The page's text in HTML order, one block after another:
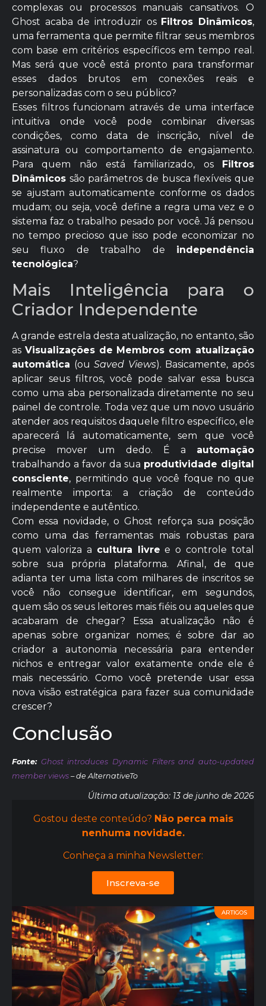
complexas ou processos manuais cansativos. O
Ghost acaba de introduzir os Filtros Dinâmicos,
uma ferramenta que permite filtrar seus membros
com base em critérios específicos em tempo real.
Mas será que você está pronto para transformar
esses dados brutos em conexões reais e
personalizadas com o seu público?
Esses filtros funcionam através de uma interface
intuitiva onde você pode combinar diversas
condições, como data de inscrição, nível de
assinatura ou comportamento de engajamento.
Para quem não está familiarizado, os
Filtros
Dinâmicos são parâmetros de busca flexíveis que
se ajustam automaticamente conforme os dados
mudam; ou seja, você define a regra uma vez e o
sistema faz o trabalho pesado por você. Já pensou
no tempo precioso que isso pode economizar no
seu fluxo de trabalho de independência
tecnológica?
Mais Inteligência para o
Criador Independente
A grande estrela desta atualização, no entanto, são
as Visualizações de Membros com atualização
automática (ouSaved Views). Basicamente, após
aplicar seus filtros, você pode salvar essa busca
como uma aba personalizada diretamente no seu
painel de controle. Toda vez que um novo usuário
atender aos requisitos daquele filtro específico, ele
aparecerá lá automaticamente, sem que você
precise mover um dedo. É a automação
trabalhando a favor da sua produtividade digital
consciente, permitindo que você foque no que
realmente importa: a criação de conteúdo
independente e autêntico.
Com essa novidade, o Ghost reforça sua posição
como uma das ferramentas mais robustas para
quem valoriza a cultura livre e o controle total
sobre sua própria plataforma. Afinal, de que
adianta ter uma lista com milhares de inscritos se
você não consegue identificar, em segundos,
quem são os seus leitores mais fiéis ou aqueles que
acabaram de chegar? Essa atualização não é
apenas sobre organizar nomes; é sobre dar ao
criador a autonomia necessária para entender
nichos e entregar valor exatamente onde ele é
mais necessário. Como você pretende usar essa
nova visão estratégica para fazer sua comunidade
crescer?
Conclusão
Fonte: Ghost introduces Dynamic Filters and auto-updated
member views – de AlternativeTo
Última atualização: 13 de junho de 2026
Gostou deste conteúdo? Não perca mais
nenhuma novidade.
Conheça a minha Newsletter:
Inscreva-se
ARTIGOS